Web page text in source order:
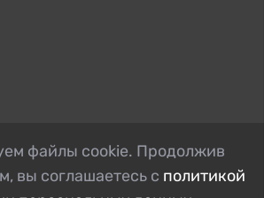
файлы cookie. Продолжив
вы соглашаетесь с политикой